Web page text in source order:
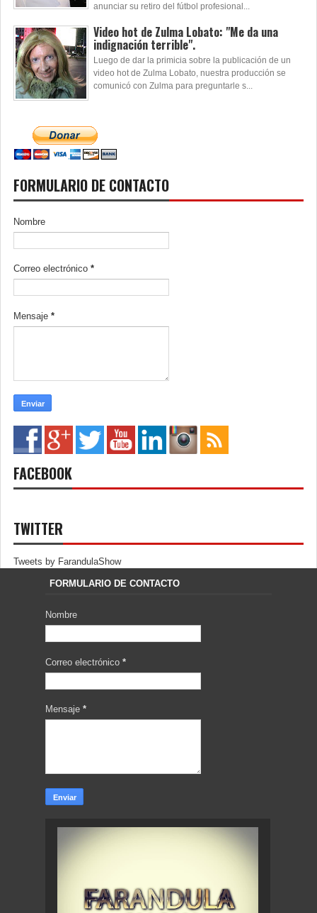
anunciar su retiro del fútbol profesional...
Video hot de Zulma Lobato: "Me da una
indignación terrible".
Luego de dar la primicia sobre la publicación de un
video hot de Zulma Lobato, nuestra producción se
comunicó con Zulma para preguntarle s...
FORMULARIO DE CONTACTO
Nombre
Correo electrónico *
Mensaje *
FACEBOOK
TWITTER
Tweets by FarandulaShow
FORMULARIO DE CONTACTO
Nombre
Correo electrónico *
Mensaje *